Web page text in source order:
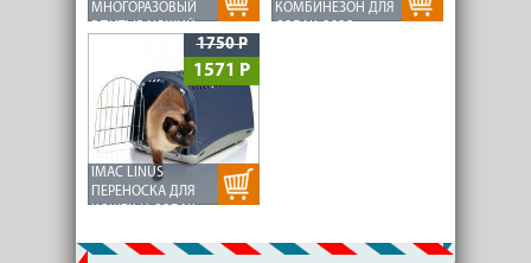
МНОГОРАЗОВЫЙ
OSSO COMFORT S
КОМБИНЕЗОН ДЛЯ
1750 Р
1571 Р
IMAC LINUS
ПЕРЕНОСКА ДЛЯ